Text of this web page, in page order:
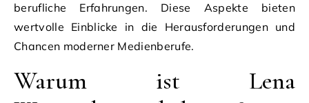
berufliche Erfahrungen. Diese Aspekte bieten
wertvolle Einblicke in die Herausforderungen und
Chancen moderner Medienberufe.
Warum ist Lena